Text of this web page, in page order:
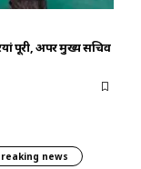
पूरी, अपर मुख्य सचिव
news